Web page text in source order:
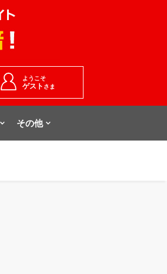
ようこそ
ゲスト さま
その他